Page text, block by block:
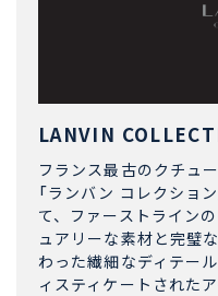
LANVIN
フランス最古のクチュ
「ランバン コレクショ
て、ファーストライン
ュアリーな素材と完璧
わった繊細なディテー
ィスティケートされた